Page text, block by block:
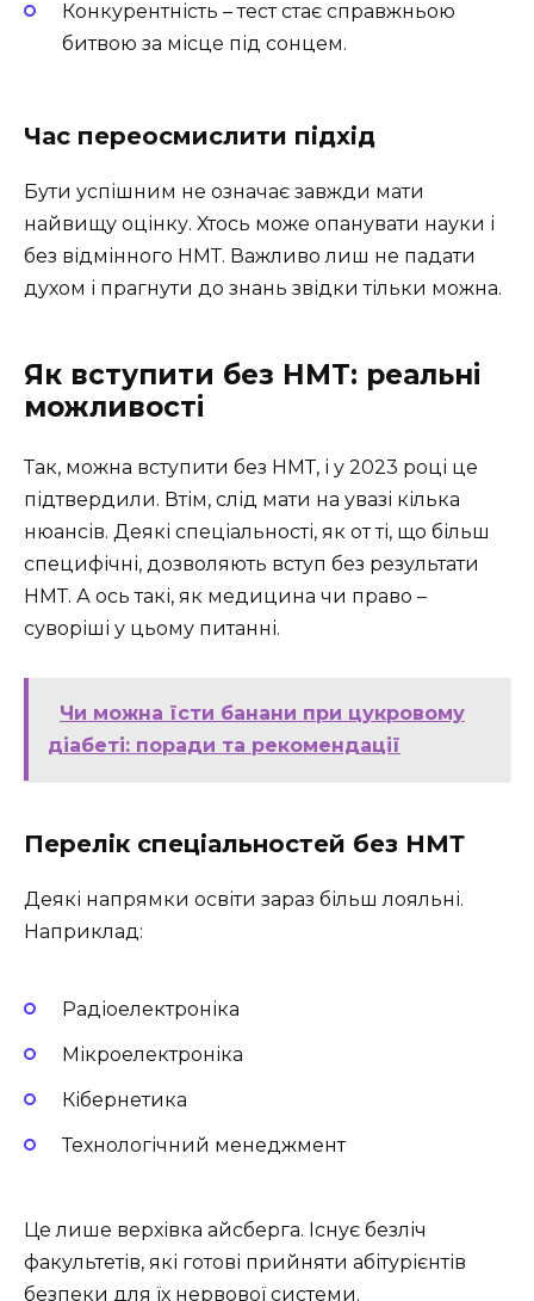
Конкурентність – тест стає справжньою
битвою за місце під сонцем.
Час переосмислити підхід
Бути успішним не означає завжди мати
найвищу оцінку. Хтось може опанувати науки і
без відмінного НМТ. Важливо лиш не падати
духом і прагнути до знань звідки тільки можна.
Як вступити без НМТ: реальні
можливості
Так, можна вступити без НМТ, і у 2023 році це
підтвердили. Втім, слід мати на увазі кілька
нюансів. Деякі спеціальності, як от ті, що більш
специфічні, дозволяють вступ без результати
НМТ. А ось такі, як медицина чи право –
суворіші у цьому питанні.
Чи можна їсти банани при цукровому
діабеті: поради та рекомендації
Перелік спеціальностей без НМТ
Деякі напрямки освіти зараз більш лояльні.
Наприклад:
Радіоелектроніка
Мікроелектроніка
Кібернетика
Технологічний менеджмент
Це лише верхівка айсберга. Існує безліч
факультетів, які готові прийняти абітурієнтів
безпеки для їх нервової системи.